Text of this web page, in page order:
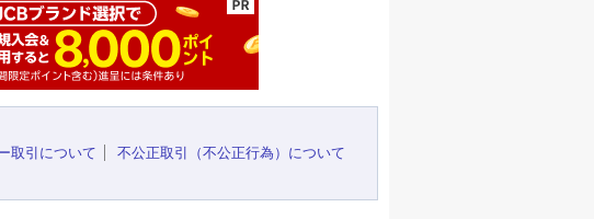
取引について
不公正取引（不公正行為）について